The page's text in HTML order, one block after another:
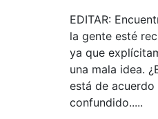
EDITAR:
la gente esté
ya que
una mala idea.
está de
confundido.....